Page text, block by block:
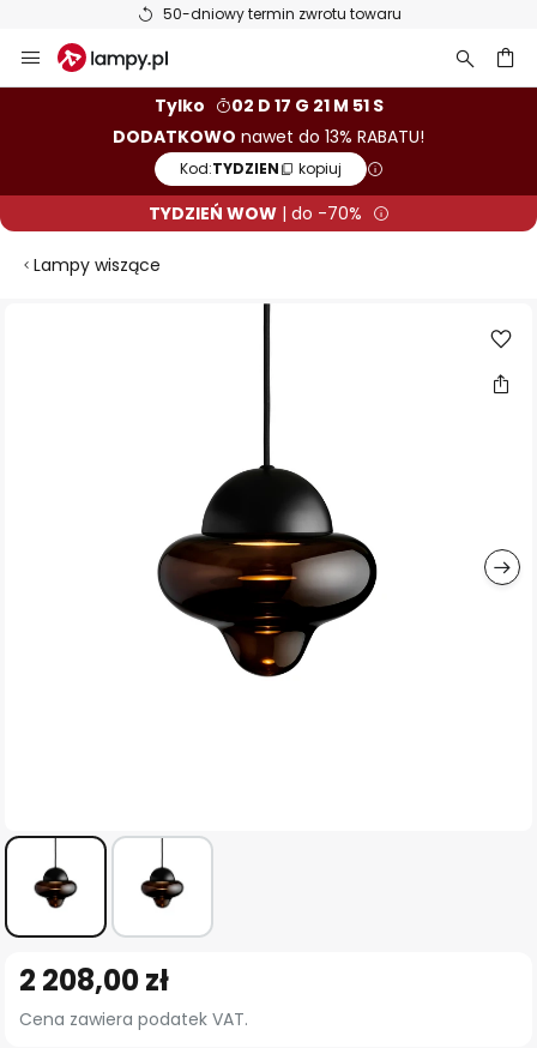
50-dniowy termin zwrotu towaru
Przejdź
do
Tylko
02 D 17 G 21 M 51 S
DODATKOWO nawet do 13% RABATU!
Kod:TYDZIEN kopiuj
TYDZIEŃ WOW| do -70%
Lampy wiszące
na
początek
2 208,00 zł
Cena zawiera podatek VAT.